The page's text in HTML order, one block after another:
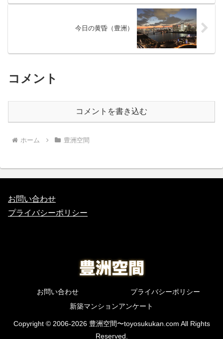
今日の黄昏（豊洲）
コメント
コメントを書き込む
ホーム 豊洲空間
お問い合わせ
プライバシーポリシー
お問い合わせ
プライバシーポリシー
新築マンションアンケート
Copyright © 2006-2026 豊洲空間〜toyosukukan.com All Rights
Reserved.